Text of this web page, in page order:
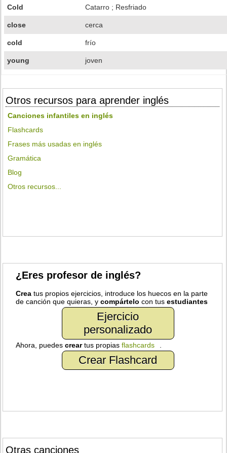
Cold Catarro ; Resfriado
close cerca
cold frío
young joven
Otros recursos para aprender inglés
Canciones infantiles en inglés
Flashcards
Frases más usadas en inglés
Gramática
Blog
Otros recursos...
¿Eres profesor de inglés?
Crea tus propios ejercicios, introduce los huecos en la parte
de canción que quieras, ycompártelo con tusestudiantes
Ejercicio
personalizado
Ahora, puedescreartus propiasflashcards
Crear Flashcard
Otras canciones